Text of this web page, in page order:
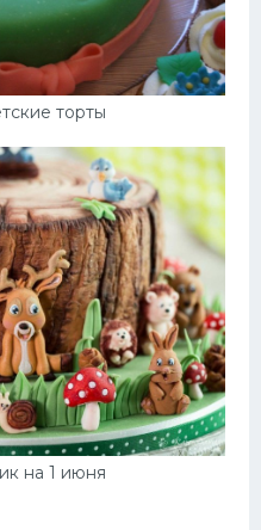
торты
на 1 июня